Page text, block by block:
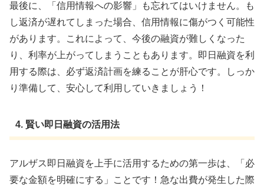
最後に、「信用情報への影響」も忘れてはいけません。も
し返済が遅れてしまった場合、信用情報に傷がつく可能性
があります。これによって、今後の融資が難しくなった
り、利率が上がってしまうこともあります。即日融資を利
用する際は、必ず返済計画を練ることが肝心です。しっか
り準備して、安心して利用していきましょう！
4. 賢い即日融資の活用法
アルザス即日融資を上手に活用するための第一歩は、「必
要な金額を明確にする」ことです！急な出費が発生した際